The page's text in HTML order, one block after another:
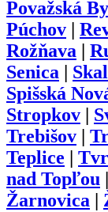
Považská
Púchov
Rožňava
Senica
Spišská
Stropkov
Trebišov
Teplice
nad Topľou
Žarnovica